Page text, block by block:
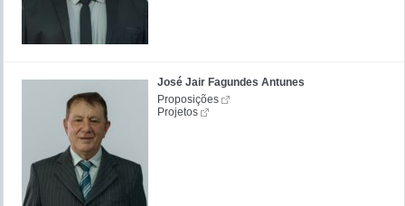
José Jair Fagundes Antunes
Proposições
Projetos